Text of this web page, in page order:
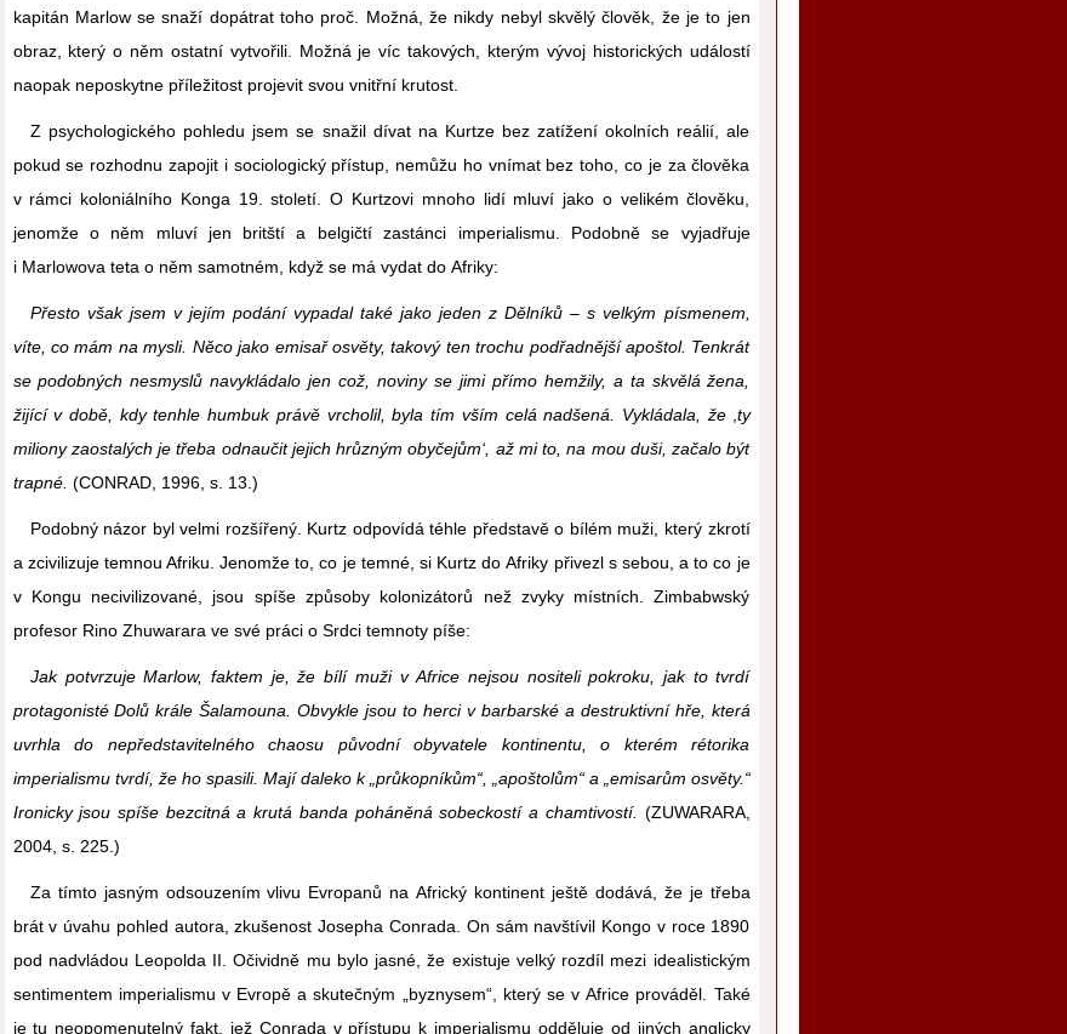
kapitán Marlow se snaží dopátrat toho proč. Možná, že nikdy nebyl skvělý člověk, že je to jen
obraz, který o něm ostatní vytvořili. Možná je víc takových, kterým vývoj historických událostí
naopak neposkytne příležitost projevit svou vnitřní krutost.
Z psychologického pohledu jsem se snažil dívat na Kurtze bez zatížení okolních reálií, ale
pokud se rozhodnu zapojit i sociologický přístup, nemůžu ho vnímat bez toho, co je za člověka
v rámci koloniálního Konga 19. století. O Kurtzovi mnoho lidí mluví jako o velikém člověku,
jenomže o něm mluví jen britští a belgičtí zastánci imperialismu. Podobně se vyjadřuje
i Marlowova teta o něm samotném, když se má vydat do Afriky:
Přesto však jsem v jejím podání vypadal také jako jeden z Dělníků – s velkým písmenem,
víte, co mám na mysli. Něco jako emisař osvěty, takový ten trochu podřadnější apoštol. Tenkrát
se podobných nesmyslů navykládalo jen což, noviny se jimi přímo hemžily, a ta skvělá žena,
žijící v době, kdy tenhle humbuk právě vrcholil, byla tím vším celá nadšená. Vykládala, že ‚ty
miliony zaostalých je třeba odnaučit jejich hrůzným obyčejům‘, až mi to, na mou duši, začalo být
trapné. (CONRAD, 1996, s. 13.)
Podobný názor byl velmi rozšířený. Kurtz odpovídá téhle představě o bílém muži, který zkrotí
a zcivilizuje temnou Afriku. Jenomže to, co je temné, si Kurtz do Afriky přivezl s sebou, a to co je
v Kongu necivilizované, jsou spíše způsoby kolonizátorů než zvyky místních. Zimbabwský
profesor Rino Zhuwarara ve své práci o Srdci temnoty píše:
Jak potvrzuje Marlow, faktem je, že bílí muži v Africe nejsou nositeli pokroku, jak to tvrdí
protagonisté Dolů krále Šalamouna. Obvykle jsou to herci v barbarské a destruktivní hře, která
uvrhla do nepředstavitelného chaosu původní obyvatele kontinentu, o kterém rétorika
imperialismu tvrdí, že ho spasili. Mají daleko k „průkopníkům“, „apoštolům“ a „emisarům osvěty.“
Ironicky jsou spíše bezcitná a krutá banda poháněná sobeckostí a chamtivostí. (ZUWARARA,
2004, s. 225.)
Za tímto jasným odsouzením vlivu Evropanů na Africký kontinent ještě dodává, že je třeba
brát v úvahu pohled autora, zkušenost Josepha Conrada. On sám navštívil Kongo v roce 1890
pod nadvládou Leopolda II. Očividně mu bylo jasné, že existuje velký rozdíl mezi idealistickým
sentimentem imperialismu v Evropě a skutečným „byznysem“, který se v Africe prováděl. Také
je tu neopomenutelný fakt, jež Conrada v přístupu k imperialismu odděluje od jiných anglicky